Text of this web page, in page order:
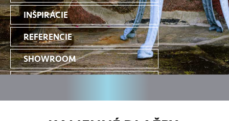
INŠPIRÁCIE
REFERENCIE
SHOWROOM